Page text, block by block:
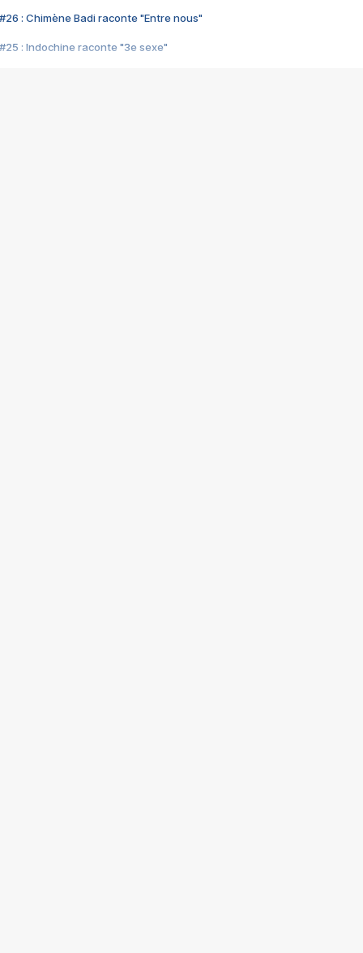
#26 : Chimène Badi raconte "Entre nous"
#25 : Indochine raconte "3e sexe"